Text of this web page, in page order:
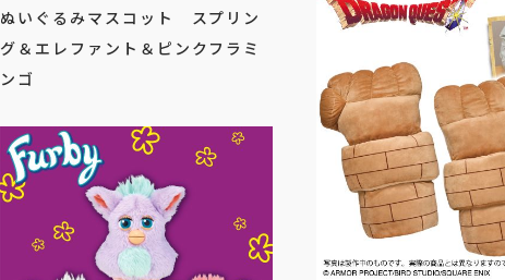
ぬいぐるみマスコット スプリン
グ＆エレファント＆ピンクフラミ
ンゴ